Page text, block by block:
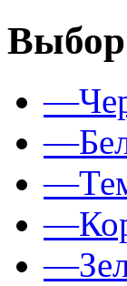
Выбор
—
—
—
—
—